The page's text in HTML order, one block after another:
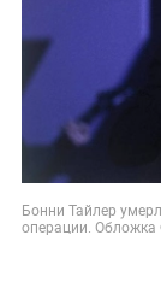
Бонни Тайлер
операции. Обложка